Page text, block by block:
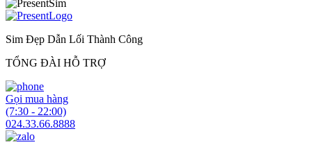
Sim Đẹp Dẫn Lối Thành Công
TỔNG ĐÀI HỖ TRỢ
Gọi mua hàng
(7:30 - 22:00)
024.33.66.8888